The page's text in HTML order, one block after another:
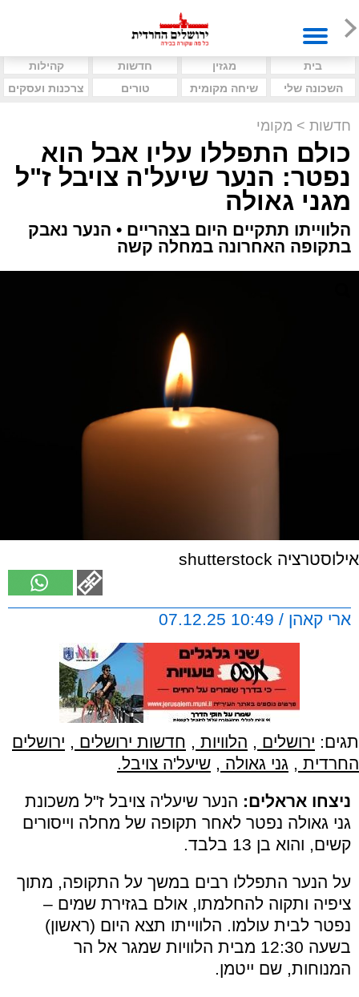
בית מגזין חדשות
קהילות
השכונה שלי
שיחה מקומית טורים צרכנות ועסקים
חדשות > מקומי
כולם התפללו עליו אבל הוא
נפטר: הנער שיעל'ה צויבל ז"ל
מגני גאולה
הלווייתו תתקיים היום בצהריים • הנער נאבק
בתקופה האחרונה במחלה קשה
אילוסטרציה shutterstock
ארי קאהן / 10:49 07.12.25
תגים: ירושלים , הלוויות , חדשות ירושלים , ירושלים
החרדית , גני גאולה , שיעל'ה צויבל.
ניצחו אראלים: הנער שיעל'ה צויבל ז"ל משכונת
גני גאולה נפטר לאחר תקופה של מחלה וייסורים
קשים, והוא בן 13 בלבד.
על הנער התפללו רבים במשך על התקופה, מתוך
ציפיה ותקוה להחלמתו, אולם בגזירת שמים –
נפטר לבית עולמו. הלווייתו תצא היום (ראשון)
בשעה 12:30 מבית הלוויות שמגר אל הר
המנוחות, שם ייטמן.